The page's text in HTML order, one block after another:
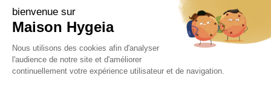
Maison Hygeia est
labellisée Maison
Sport-Santé
bienvenue sur
Maison Hygeia
Nous utilisons des cookies afin d'analyser
l'audience de notre site et d'améliorer
continuellement votre expérience utilisateur et de navigation.